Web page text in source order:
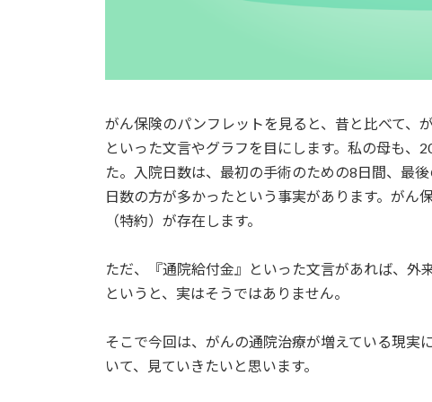
がん保険のパンフレットを見ると、昔と比べて、
といった文言やグラフを目にします。私の母も、
た。入院日数は、最初の手術のための8日間、最
日数の方が多かったという事実があります。がん
（特約）が存在します。
ただ、『通院給付金』といった文言があれば、外
というと、実はそうではありません。
そこで今回は、がんの通院治療が増えている現実に
いて、見ていきたいと思います。